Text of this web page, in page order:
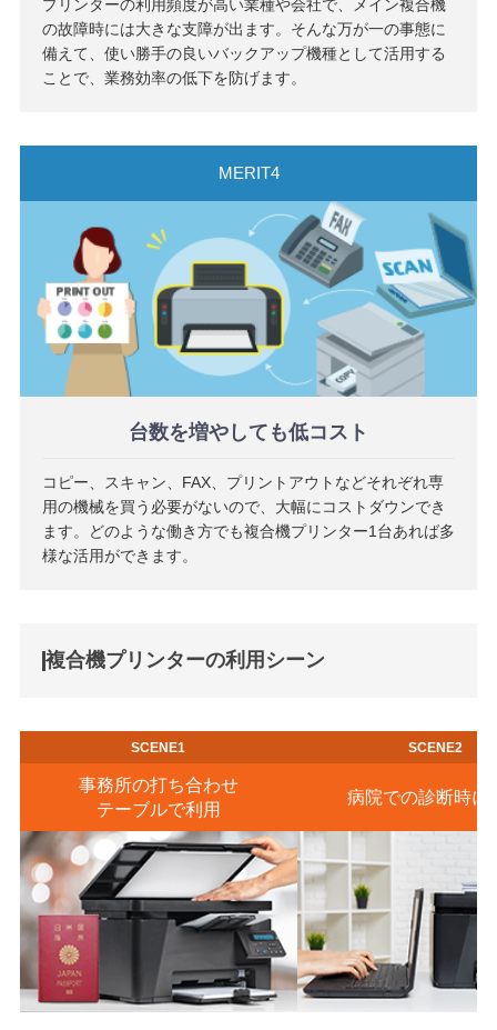
プリンターの利用頻度が高い業種や会社で、メイン複合機
の故障時には大きな支障が出ます。そんな万が一の事態に
備えて、使い勝手の良いバックアップ機種として活用する
ことで、業務効率の低下を防げます。
台数を増やしても低コスト
コピー、スキャン、FAX、プリントアウトなどそれぞれ専
用の機械を買う必要がないので、大幅にコストダウンでき
ます。どのような働き方でも複合機プリンター1台あれば多
様な活用ができます。
複合機プリンターの利用シーン
事務所の打ち合わせ
テーブルで利用
病院での診断時に